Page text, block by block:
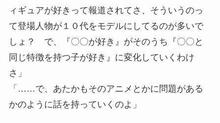
ィギュアが好きって報道されてさ、そういうのっ
て登場人物が１０代をモデルにしてるのが多いで
しょ？ で、『〇〇が好き』がそのうち『〇〇と
同じ特徴を持つ子が好き』に変化していくわけ
さ」
「……で、あたかもそのアニメとかに問題がある
かのように話を持っていくのよ」